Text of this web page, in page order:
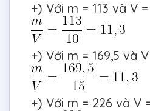
+) Với m = 113 và V
+) Với m = 169,5 và
+) Với m = 226 và V